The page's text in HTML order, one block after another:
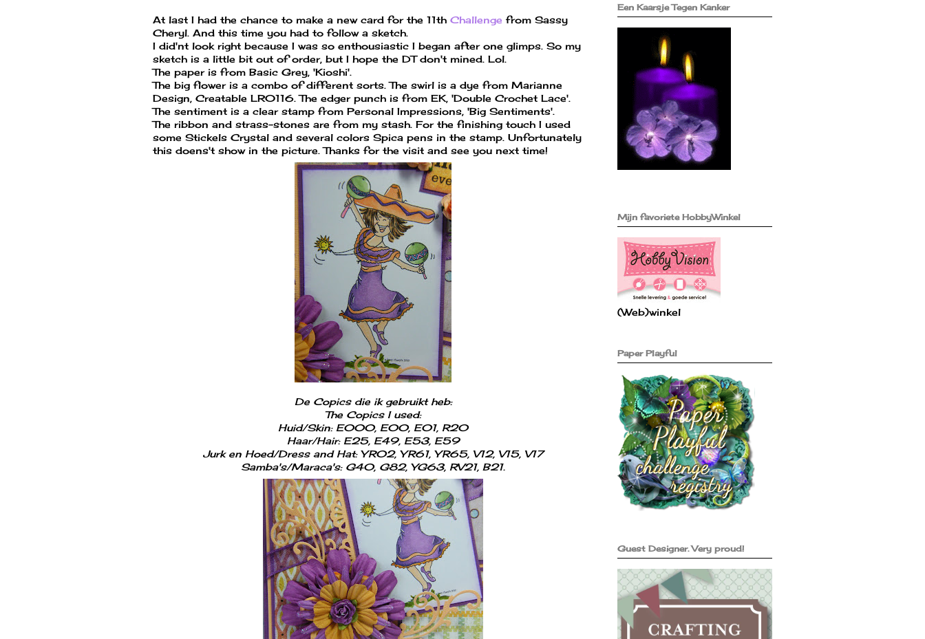
At last I had the chance to make a new card for the 11th Challenge from Sassy
Cheryl. And this time you had to follow a sketch.
I did'nt look right because I was so enthousiastic I began after one glimps. So my
sketch is a little bit out of order, but I hope the DT don't mined. Lol.
The paper is from Basic Grey, 'Kioshi'.
The big flower is a combo of different sorts. The swirl is a dye from Marianne
Design, Creatable LR0116. The edger punch is from EK, 'Double Crochet Lace'.
The sentiment is a clear stamp from Personal Impressions, 'Big Sentiments'.
The ribbon and strass-stones are from my stash. For the finishing touch I used
some Stickels Crystal and several colors Spica pens in the stamp. Unfortunately
this doens't show in the picture. Thanks for the visit and see you next time!
De Copics die ik gebruikt heb:
The Copics I used:
Huid/Skin: E000, E00, E01, R20
Haar/Hair: E25, E49, E53, E59
Jurk en Hoed/Dress and Hat: YR02, YR61, YR65, V12, V15, V17
Samba's/Maraca's: G40, G82, YG63, RV21, B21.
Een Kaarsje Tegen Kanker
Mijn favoriete HobbyWinkel
(Web)winkel
Paper Playful
Guest Designer. Very proud!